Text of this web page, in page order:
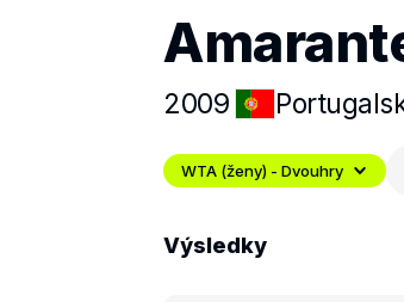
2009
WTA (ženy) - Dvouhry
Výsledky